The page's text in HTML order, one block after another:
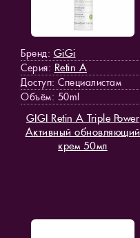
Бренд: GiGi
Серия: Retin A
Доступ: Специалистам
Объём: 50ml
GIGI Retin A Triple Power
Активный обновляющий
крем 50мл